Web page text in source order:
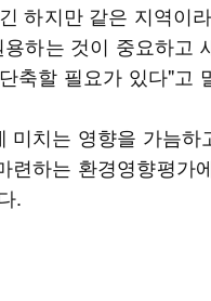
하지만 같은 지역이
하는 것이 중요하고
축할 필요가 있다"고
미치는 영향을 가늠하
련하는 환경영향평가
.